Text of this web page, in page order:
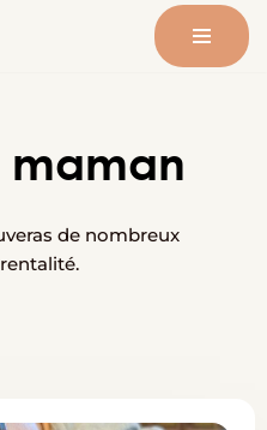
maman
de nombreux